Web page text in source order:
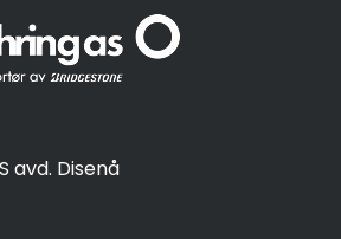
avd. Disenå